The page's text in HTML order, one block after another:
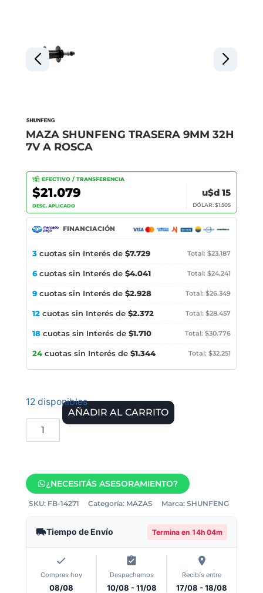
MAZA SHUNFENG TRASERA 9MM 32H
7V A ROSCA
EFECTIVO / TRANSFERENCIA
$21.079
DESC. APLICADO
u$d 15
DÓLAR: $1.505
FINANCIACIÓN
3 cuotas sin Interés de $7.729 Total: $23.187
6cuotas sin Interés de $4.041 Total: $24.241
9 cuotas sin Interés de $2.928 Total: $26.349
12 cuotas sin Interés de $2.372 Total: $28.457
18 cuotas sin Interés de $1.710 Total: $30.776
24 cuotas sin Interés de $1.344 Total: $32.251
12 disponibles
AÑADIR AL CARRITO
¿NECESITÁS ASESORAMIENTO?
SKU: FB-14271 Categoría: MAZAS Marca: SHUNFENG
Tiempo de Envío Termina en 14h 04m
Compras hoy
08/08
Despachamos
10/08 - 11/08
Recibís entre
17/08 - 18/08